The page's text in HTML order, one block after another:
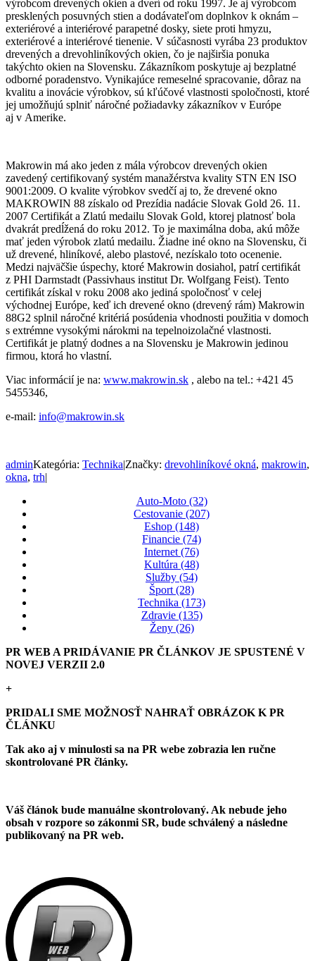
výrobcom drevených okien a dverí od roku 1997. Je aj výrobcom
presklených posuvných stien a dodávateľom doplnkov k oknám –
exteriérové a interiérové parapetné dosky, siete proti hmyzu,
exteriérové a interiérové tienenie. V súčasnosti vyrába 23 produktov
drevených a drevohliníkových okien, čo je najširšia ponuka
takýchto okien na Slovensku. Zákazníkom poskytuje aj bezplatné
odborné poradenstvo. Vynikajúce remeselné spracovanie, dôraz na
kvalitu a inovácie výrobkov, sú kľúčové vlastnosti spoločnosti, ktoré
jej umožňujú splniť náročné požiadavky zákazníkov v Európe
aj v Amerike.
Makrowin má ako jeden z mála výrobcov drevených okien
zavedený certifikovaný systém manažérstva kvality STN EN ISO
9001:2009. O kvalite výrobkov svedčí aj to, že drevené okno
MAKROWIN 88 získalo od Prezídia nadácie Slovak Gold 26. 11.
2007 Certifikát a Zlatú medailu Slovak Gold, ktorej platnosť bola
dvakrát predĺžená do roku 2012. To je maximálna doba, akú môže
mať jeden výrobok zlatú medailu. Žiadne iné okno na Slovensku, či
už drevené, hliníkové, alebo plastové, nezískalo toto ocenenie.
Medzi najväčšie úspechy, ktoré Makrowin dosiahol, patrí certifikát
z PHI Darmstadt (Passivhaus institut Dr. Wolfgang Feist). Tento
certifikát získal v roku 2008 ako jediná spoločnosť v celej
východnej Európe, keď ich drevené okno (drevený rám) Makrowin
88G2 splnil náročné kritériá posúdenia vhodnosti použitia v domoch
s extrémne vysokými nárokmi na tepelnoizolačné vlastnosti.
Certifikát je platný dodnes a na Slovensku je Makrowin jedinou
firmou, ktorá ho vlastní.
Viac informácií je na: www.makrowin.sk , alebo na tel.: +421 45
5455346,
e-mail: info@makrowin.sk
adminKategória: Technika|Značky: drevohliníkové okná, makrowin,
okna, trh|
Auto-Moto (32)
Cestovanie (207)
Eshop (148)
Financie (74)
Internet (76)
Kultúra (48)
Služby (54)
Šport (28)
Technika (173)
Zdravie (135)
Ženy (26)
PR WEB A PRIDÁVANIE PR ČLÁNKOV JE SPUSTENÉ V
NOVEJ VERZII 2.0
+
PRIDALI SME MOŽNOSŤ NAHRAŤ OBRÁZOK K PR
ČLÁNKU
Tak ako aj v minulosti sa na PR webe zobrazia len ručne
skontrolované PR články.
Váš článok bude manuálne skontrolovaný. Ak nebude jeho
obsah v rozpore so zákonmi SR, bude schválený a následne
publikovaný na PR web.